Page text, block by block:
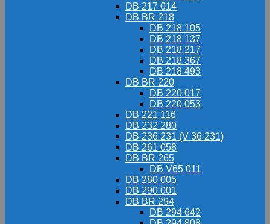
DB 217 014
DB BR 218
DB 218 105
DB 218 137
DB 218 217
DB 218 367
DB 218 493
DB BR 220
DB 220 017
DB 220 053
DB 221 116
DB 232 280
DB 236 231 (V 36 231)
DB 261 058
DB BR 265
DB V65 011
DB 280 005
DB 290 001
DB BR 294
DB 294 642